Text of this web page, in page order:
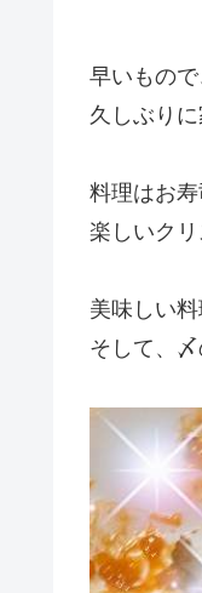
早いもの
久しぶり
料理はお
楽しいク
美味しい
そして、